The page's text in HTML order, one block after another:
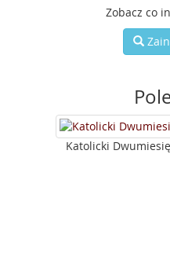
Zobacz co
Katolicki